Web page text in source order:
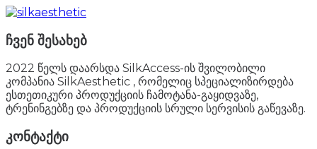
ჩვენ შესახებ
2022 წელს დაარსდა SilkAccess-ის შვილობილი
კომპანია SilkAesthetic , რომელიც სპეციალიზირდება
ესთეთიკური პროდუქციის ჩამოტანა-გაყიდვაზე,
ტრენინგებზე და პროდუქციის სრული სერვისის გაწევაზე.
კონტაქტი